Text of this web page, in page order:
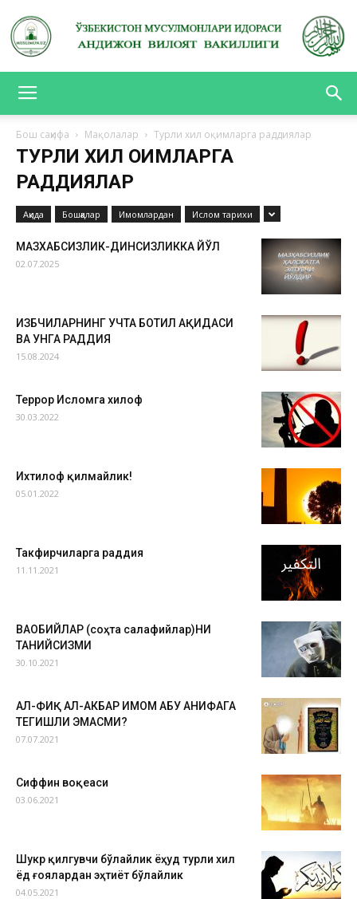
ВИЛОЯТ
ВАКИЛЛИГИ
Бош саҳифа Мақолалар Турли хил оқимларга раддиялар
ТУРЛИ ХИЛ ОҚИМЛАРГА
РАДДИЯЛАР
Ақида Бошқалар Имомлардан Ислом тарихи
МАЗХАБСИЗЛИК-ДИНСИЗЛИККА ЙЎЛ
02.07.2025
ҲИЗБЧИЛАРНИНГ УЧТА БОТИЛ АҚИДАСИ
ВА УНГА РАДДИЯ
15.08.2024
Террор Исломга хилоф
30.03.2022
Ихтилоф қилмайлик!
05.01.2022
Такфирчиларга раддия
11.11.2021
ВАҲҲОБИЙЛАР (соҳта салафийлар)НИ
ТАНИЙСИЗМИ
30.10.2021
АЛ-ФИҚҲ АЛ-АКБАР ИМОМ АБУ ҲАНИФАГА
ТЕГИШЛИ ЭМАСМИ?
07.07.2021
Сиффин воқеаси
03.06.2021
Шукр қилгувчи бўлайлик ёҳуд турли хил
ёд ғоялардан эҳтиёт бўлайлик
04.05.2021